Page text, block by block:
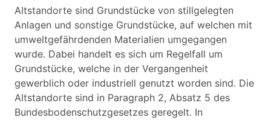
Altstandorte sind Grundstücke von stillgelegten
Anlagen und sonstige Grundstücke, auf welchen mit
umweltgefährdenden Materialien umgegangen
wurde. Dabei handelt es sich um Regelfall um
Grundstücke, welche in der Vergangenheit
gewerblich oder industriell genutzt worden sind. Die
Altstandorte sind in Paragraph 2, Absatz 5 des
Bundesbodenschutzgesetzes geregelt. In